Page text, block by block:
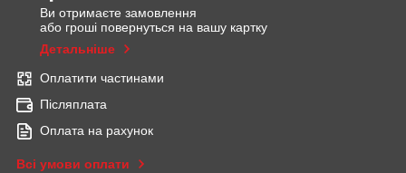
Ви отримаєте замовлення
або гроші повернуться на вашу картку
Детальніше
Оплатити частинами
Післяплата
Оплата на рахунок
Всі умови оплати